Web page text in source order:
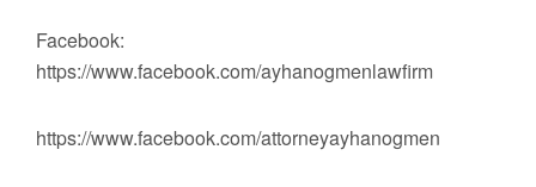
Facebook:
https://www.facebook.com/ayhanogmenlawfirm
https://www.facebook.com/attorneyayhanogmen